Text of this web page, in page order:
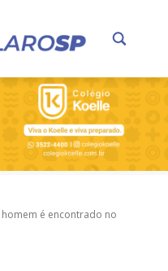
é encontrado no